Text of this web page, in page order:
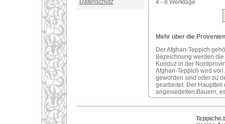
4 - 8 Werktage
Mehr über die
Der Afghan-Teppich
Bezeichnung werden
Kunduz in der
Afghan-Teppich wird
geworden sind oder zu
gearbeitet. Der Hauptteil
angesiedelten Bauern,